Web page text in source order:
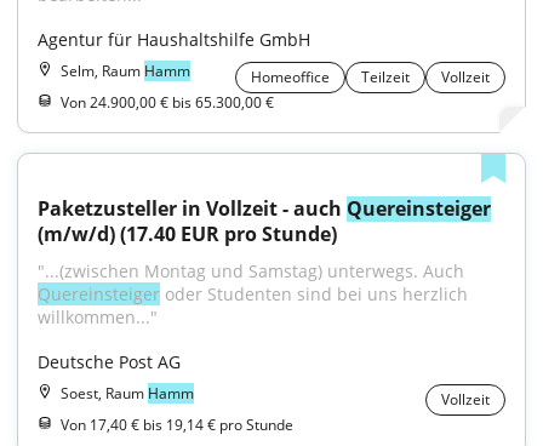
Agentur für Haushaltshilfe GmbH
Selm, Raum Hamm Homeoffice Teilzeit
Vollzeit
Von 24.900,00 € bis 65.300,00 €
Paketzusteller in Vollzeit - auch Quereinsteiger
(m/w/d) (17.40 EUR pro Stunde)
Quereinsteiger oder Studenten sind bei uns herzlich
willkommen..."
Deutsche Post AG
Soest, Raum Hamm
Vollzeit
Von 17,40 € bis 19,14 € pro Stunde